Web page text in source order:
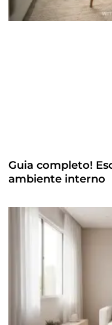
Guia completo!
ambiente interno